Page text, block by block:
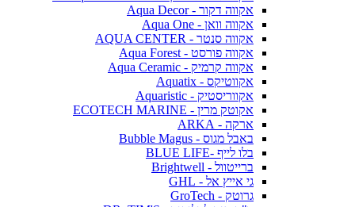
אקווה דקור - Aqua Decor
אקווה וואן - Aqua One
אקווה סנטר - AQUA CENTER
אקווה פורסט - Aqua Forest
אקווה קרמיק - Aqua Ceramic
אקווטיקס - Aquatix
אקווריסטיק - Aquaristic
אקוטק מרין - ECOTECH MARINE
ארקה - ARKA
באבל מגוס - Bubble Magus
בלו לייף -BLUE LIFE
ברייטוול - Brightwell
גי אייץ אל - GHL
גרוטק - GroTech